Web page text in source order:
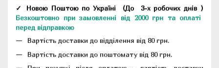
✓ Новою Поштою по Україні (До 3-х робочих днів )
Безкоштовно при замовленні від 2000 грн та оплаті
перед відправкою
Вартість доставки до відділення від 80 грн.
Вартість доставки до поштомату від 80 грн.